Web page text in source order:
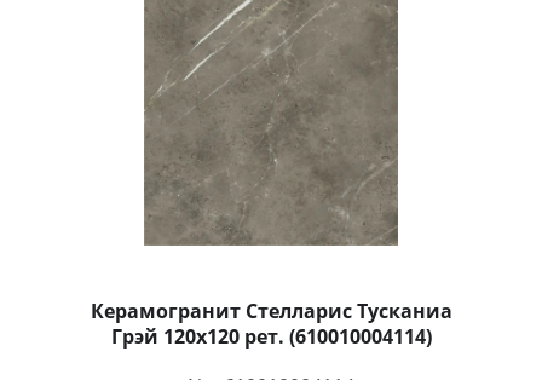
Керамогранит Стелларис Тусканиа
Грэй 120x120 рет. (610010004114)